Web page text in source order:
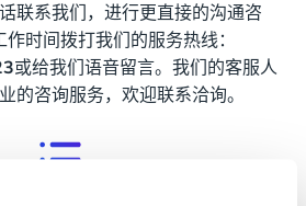
联系我们，进行更直接的沟通咨
时间拨打我们的服务热线：
或给我们语音留言。我们的客服人
的咨询服务，欢迎联系洽询。